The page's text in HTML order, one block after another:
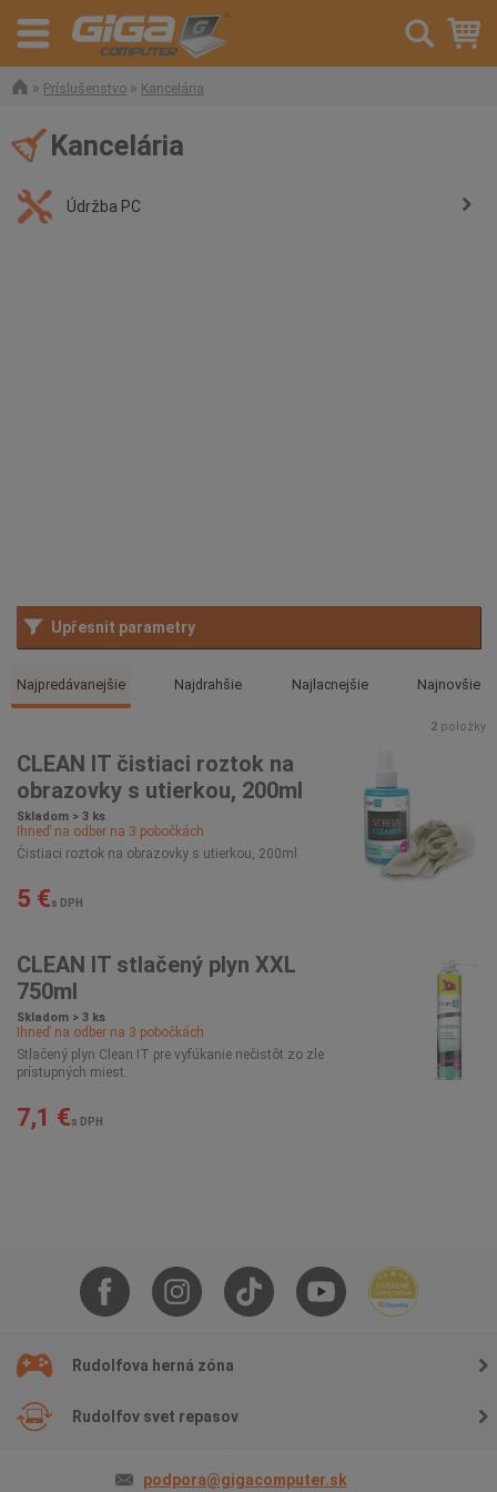
» Príslušenstvo » Kancelária
Kancelária
Údržba PC
Upřesnit parametry
Najpredávanejšie Najdrahšie Najlacnejšie Najnovšie
2 položky
CLEAN IT čistiaci roztok na
obrazovky s utierkou, 200ml
Skladom > 3 ks
Ihneď na odber na 3 pobočkách
Čistiaci roztok na obrazovky s utierkou, 200ml
5 €s DPH
CLEAN IT stlačený plyn XXL
750ml
Skladom > 3 ks
Ihneď na odber na 3 pobočkách
Stlačený plyn Clean IT pre vyfúkanie nečistôt zo zle
prístupných miest.
7,1 €s DPH
Rudolfova herná zóna
Rudolfov svet repasov
podpora@gigacomputer.sk